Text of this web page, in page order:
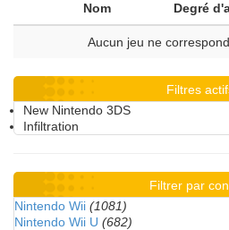
Nom Degré
Aucun jeu ne
Filtres
New Nintendo 3DS
Infiltration
Filtrer par
Nintendo Wii (1081)
Nintendo Wii U (682)